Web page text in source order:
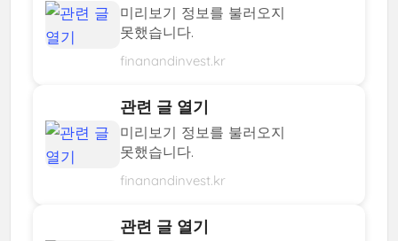
미리보기 정보를 불러오지
못했습니다.
finanandinvest.kr
관련 글 열기
미리보기 정보를 불러오지
못했습니다.
finanandinvest.kr
관련 글 열기